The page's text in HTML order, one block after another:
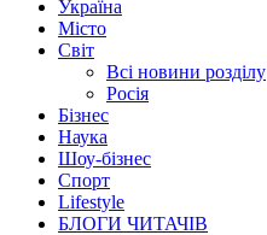
Україна
Місто
Світ
Всі новини розділу
Росія
Бізнес
Наука
Шоу-бізнес
Спорт
Lifestyle
БЛОГИ ЧИТАЧІВ